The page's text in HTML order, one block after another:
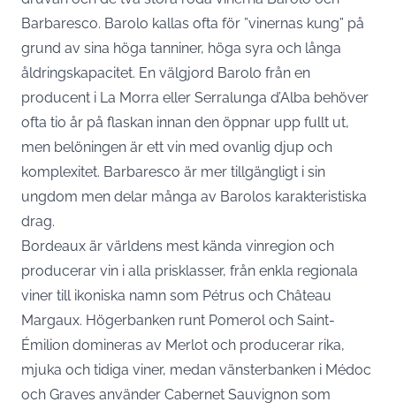
Barbaresco. Barolo kallas ofta för ”vinernas kung” på
grund av sina höga tanniner, höga syra och långa
åldringskapacitet. En välgjord Barolo från en
producent i La Morra eller Serralunga d’Alba behöver
ofta tio år på flaskan innan den öppnar upp fullt ut,
men belöningen är ett vin med ovanlig djup och
komplexitet. Barbaresco är mer tillgängligt i sin
ungdom men delar många av Barolos karakteristiska
drag.
Bordeaux är världens mest kända vinregion och
producerar vin i alla prisklasser, från enkla regionala
viner till ikoniska namn som Pétrus och Château
Margaux. Högerbanken runt Pomerol och Saint-
Émilion domineras av Merlot och producerar rika,
mjuka och tidiga viner, medan vänsterbanken i Médoc
och Graves använder Cabernet Sauvignon som